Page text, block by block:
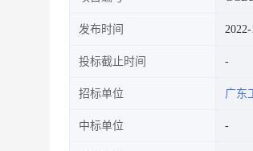
发布时间
投标截止时间
招标单位 广东
中标单位